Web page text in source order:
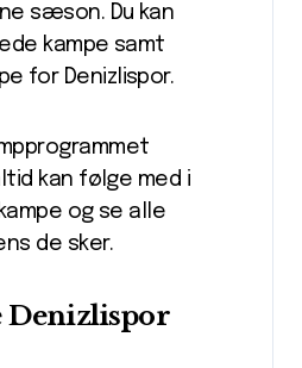
sæson. Du kan
kampe samt
for Denizlispor.
kan følge med i
og se alle
de sker.
Denizlispor